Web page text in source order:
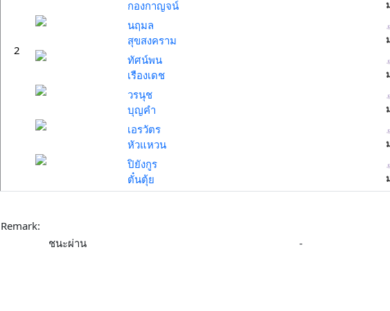
2
กองกาญจน์
นฤมล
สุขสงคราม
ทัศน์พน
เรืองเดช
วรนุช
บุญคำ
เอรวัตร
หัวแหวน
ปิยังกูร
ตั๋นตุ้ย
Remark:
ชนะผ่าน
-